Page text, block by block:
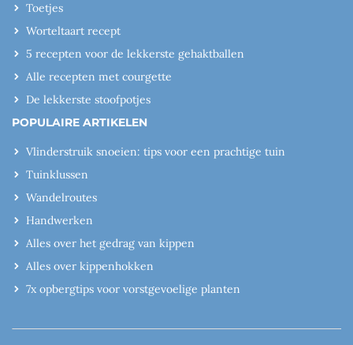
Toetjes
Worteltaart recept
5 recepten voor de lekkerste gehaktballen
Alle recepten met courgette
De lekkerste stoofpotjes
POPULAIRE ARTIKELEN
Vlinderstruik snoeien: tips voor een prachtige tuin
Tuinklussen
Wandelroutes
Handwerken
Alles over het gedrag van kippen
Alles over kippenhokken
7x opbergtips voor vorstgevoelige planten